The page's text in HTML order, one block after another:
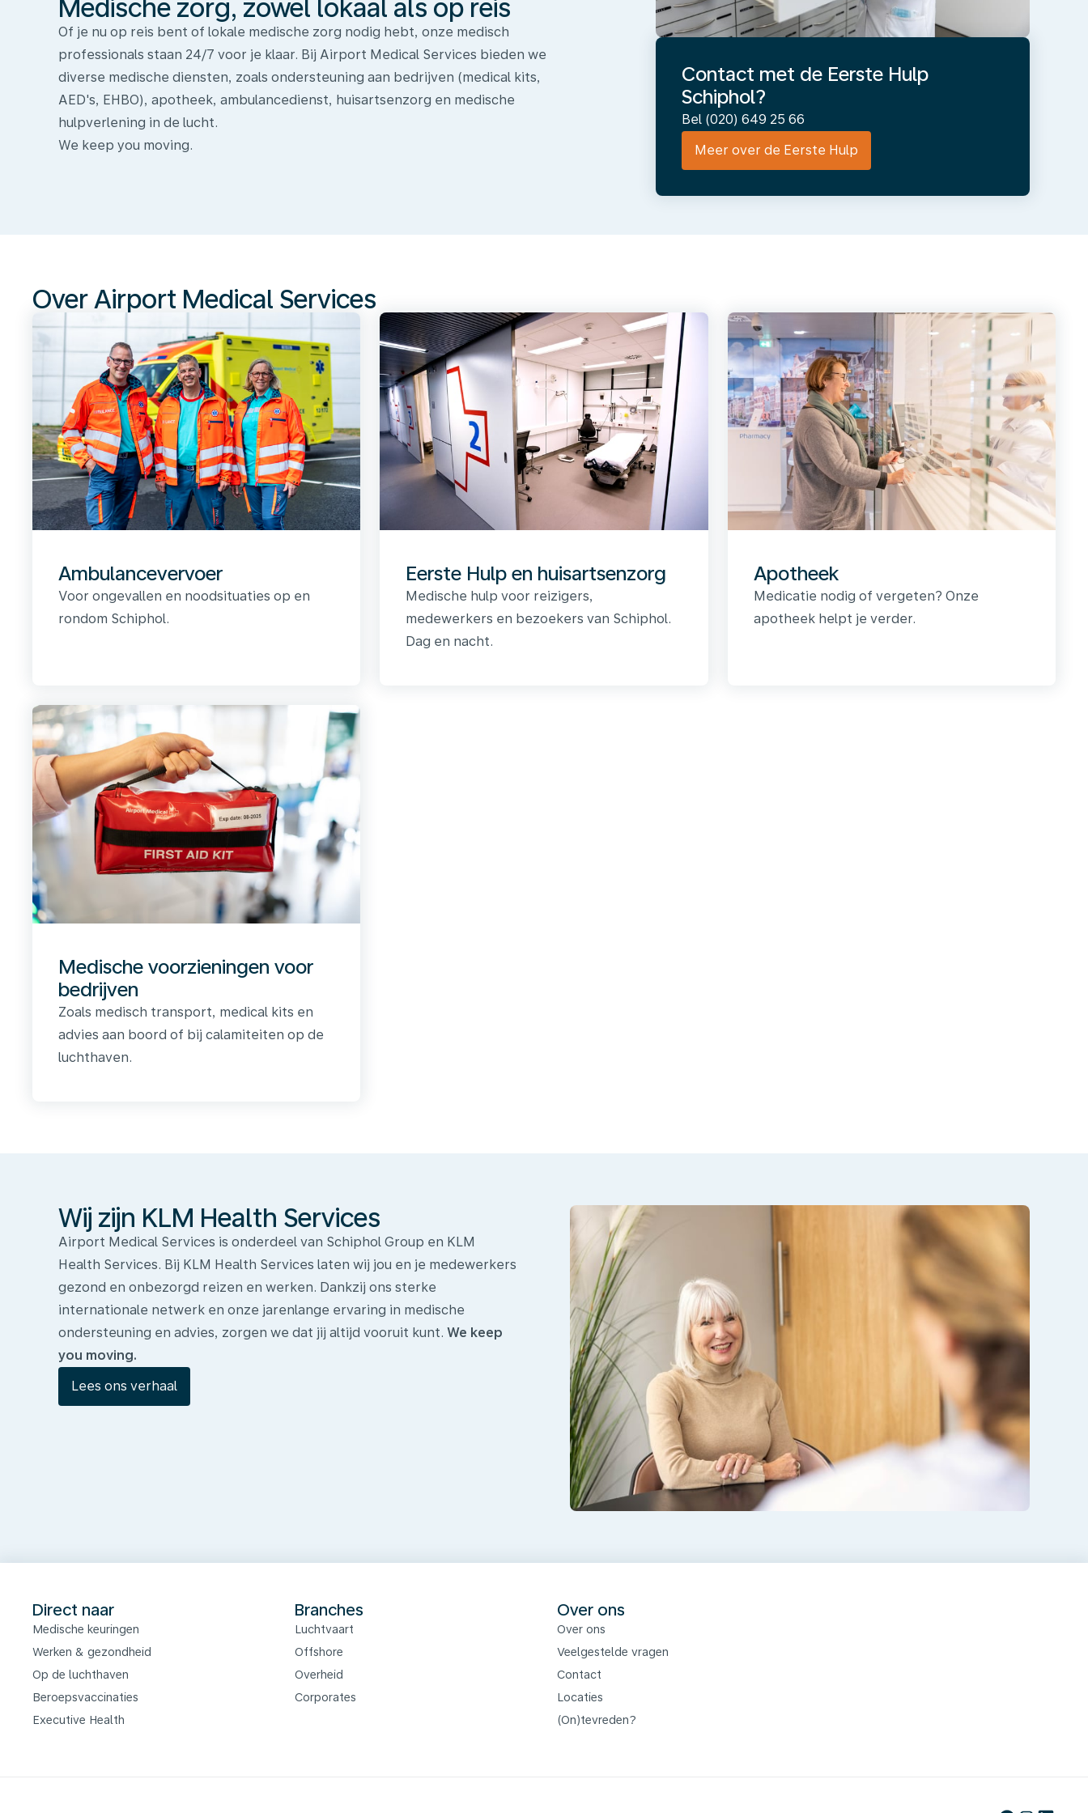
Medische zorg, zowel lokaal als op reis
Of je nu op reis bent of lokale medische zorg nodig hebt, onze medisch
professionals staan 24/7 voor je klaar. Bij Airport Medical Services bieden we
diverse medische diensten, zoals ondersteuning aan bedrijven (medical kits,
AED's, EHBO), apotheek, ambulancedienst, huisartsenzorg en medische
hulpverlening in de lucht.
We keep you moving.
Contact met de Eerste Hulp
Schiphol?
Bel (020) 649 25 66
Meer over de Eerste Hulp
Over Airport Medical Services
Ambulancevervoer
Voor ongevallen en noodsituaties op en
rondom Schiphol.
Eerste Hulp en huisartsenzorg
Medische hulp voor reizigers,
medewerkers en bezoekers van Schiphol.
Dag en nacht.
Apotheek
Medicatie nodig of vergeten? Onze
apotheek helpt je verder.
Medische voorzieningen voor
bedrijven
Zoals medisch transport, medical kits en
advies aan boord of bij calamiteiten op de
luchthaven.
Wij zijn KLM Health Services
Airport Medical Services is onderdeel van Schiphol Group en KLM
Health Services. Bij KLM Health Services laten wij jou en je medewerkers
gezond en onbezorgd reizen en werken. Dankzij ons sterke
internationale netwerk en onze jarenlange ervaring in medische
ondersteuning en advies, zorgen we dat jij altijd vooruit kunt. We keep
you moving.
Lees ons verhaal
Direct naar
Medische keuringen
Werken & gezondheid
Op de luchthaven
Beroepsvaccinaties
Executive Health
Branches
Luchtvaart
Offshore
Overheid
Corporates
Over ons
Over ons
Veelgestelde vragen
Contact
Locaties
(On)tevreden?